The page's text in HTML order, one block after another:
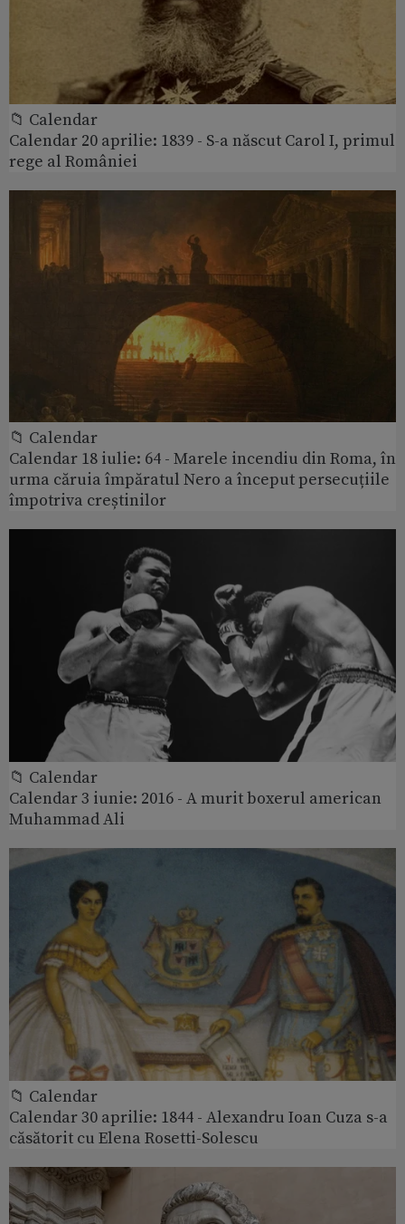
📁 Calendar
Calendar 20 aprilie: 1839 - S-a născut Carol I, primul
rege al României
📁 Calendar
Calendar 18 iulie: 64 - Marele incendiu din Roma, în
urma căruia împăratul Nero a început persecuțiile
împotriva creștinilor
📁 Calendar
Calendar 3 iunie: 2016 - A murit boxerul american
Muhammad Ali
📁 Calendar
Calendar 30 aprilie: 1844 - Alexandru Ioan Cuza s-a
căsătorit cu Elena Rosetti-Solescu